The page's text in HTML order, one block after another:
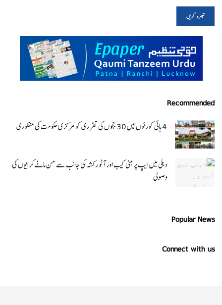
Recommended
دہلی میں ایپ پر مبنی کیب اور آٹو رکشہ کی جانب سے من مانے کرایوں کی
وصولی
Popular News
Connect with us